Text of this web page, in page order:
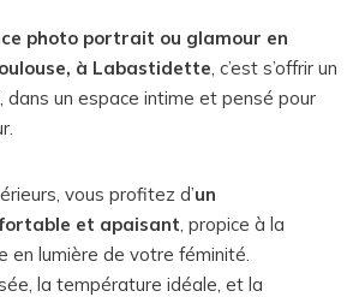
photo portrait ou glamour en
à Labastidette , c’est s’offrir un
dans un espace intime et pensé pour
vous profitez d’un
et apaisant , propice à la
en lumière de votre féminité.
la température idéale, et la